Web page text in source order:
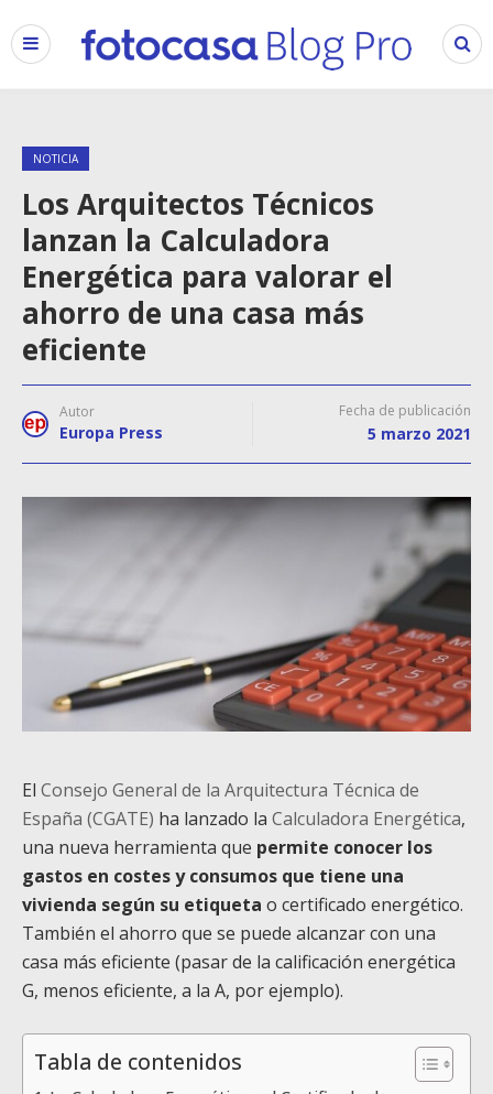
NOTICIA
Los Arquitectos Técnicos
lanzan la Calculadora
Energética para valorar el
ahorro de una casa más
eficiente
Autor
Europa Press
Fecha de publicación
5 marzo 2021
El Consejo General de la Arquitectura Técnica de
España (CGATE) ha lanzado la Calculadora Energética,
una nueva herramienta que permite conocer los
gastos en costes y consumos que tiene una
vivienda según su etiqueta o certificado energético.
También el ahorro que se puede alcanzar con una
casa más eficiente (pasar de la calificación energética
G, menos eficiente, a la A, por ejemplo).
Tabla de contenidos